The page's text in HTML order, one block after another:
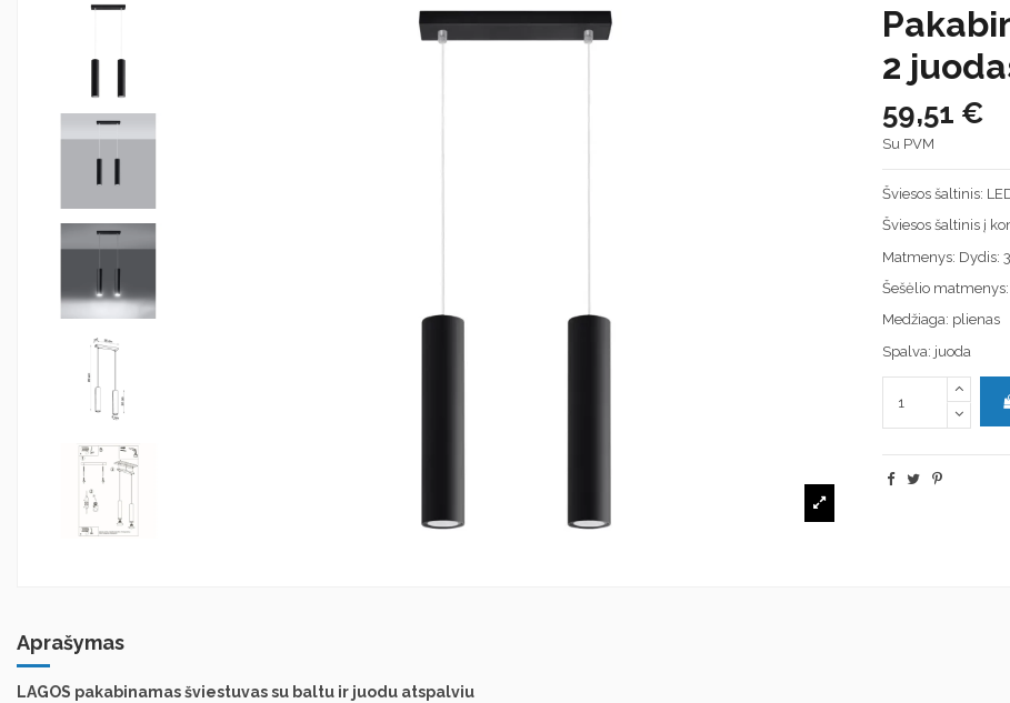
2
59,51 €
Su PVM
Šviesos šaltinis:
Šviesos šaltinis į
Matmenys:
Šešėlio
Medžiaga: plienas
Spalva: juoda
Aprašymas
LAGOS pakabinamas šviestuvas su baltu ir juodu atspalviu